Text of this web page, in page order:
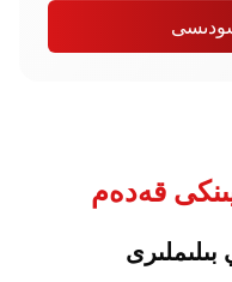
قەدەم
بىلىملىرى